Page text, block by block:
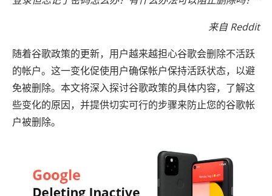
来自 Reddit
随着谷歌政策的更新，用户越来越担心谷歌会删除不活跃
的帐户。这一变化促使用户确保帐户保持活跃状态​​，以避
免被删除。本文将深入探讨谷歌政策的具体内容，了解这
些变化的原因，并提供切实可行的步骤来防止您的谷歌帐
户被删除。